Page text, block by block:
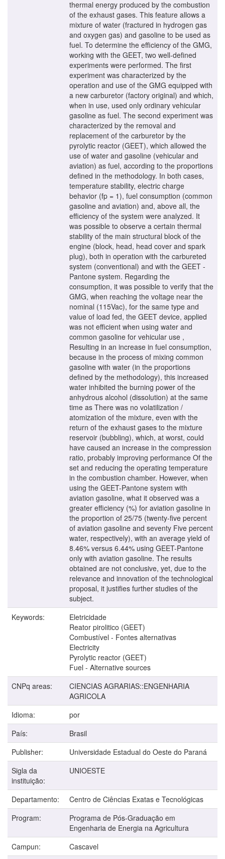
thermal energy produced by the combustion
of the exhaust gases. This feature allows a
mixture of water (fractured in hydrogen gas
and oxygen gas) and gasoline to be used as
fuel. To determine the efficiency of the GMG,
working with the GEET, two well-defined
experiments were performed. The first
experiment was characterized by the
operation and use of the GMG equipped with
a new carburetor (factory original) and which,
when in use, used only ordinary vehicular
gasoline as fuel. The second experiment was
characterized by the removal and
replacement of the carburetor by the
pyrolytic reactor (GEET), which allowed the
use of water and gasoline (vehicular and
aviation) as fuel, according to the proportions
defined in the methodology. In both cases,
temperature stability, electric charge
behavior (fp = 1), fuel consumption (common
gasoline and aviation) and, above all, the
efficiency of the system were analyzed. It
was possible to observe a certain thermal
stability of the main structural block of the
engine (block, head, head cover and spark
plug), both in operation with the carbureted
system (conventional) and with the GEET -
Pantone system. Regarding the
consumption, it was possible to verify that the
GMG, when reaching the voltage near the
nominal (115Vac), for the same type and
value of load fed, the GEET device, applied
was not efficient when using water and
common gasoline for vehicular use ,
Resulting in an increase in fuel consumption,
because in the process of mixing common
gasoline with water (in the proportions
defined by the methodology), this increased
water inhibited the burning power of the
anhydrous alcohol (dissolution) at the same
time as There was no volatilization /
atomization of the mixture, even with the
return of the exhaust gases to the mixture
reservoir (bubbling), which, at worst, could
have caused an increase in the compression
ratio, probably improving performance Of the
set and reducing the operating temperature
in the combustion chamber. However, when
using the GEET-Pantone system with
aviation gasoline, what it observed was a
greater efficiency (%) for aviation gasoline in
the proportion of 25/75 (twenty-five percent
of aviation gasoline and seventy Five percent
water, respectively), with an average yield of
8.46% versus 6.44% using GEET-Pantone
only with aviation gasoline. The results
obtained are not conclusive, yet, due to the
relevance and innovation of the technological
proposal, it justifies further studies of the
subject.
Keywords:
Eletricidade
Reator pirolitico (GEET)
Combustível - Fontes alternativas
Electricity
Pyrolytic reactor (GEET)
Fuel - Alternative sources
CNPq areas:
CIENCIAS AGRARIAS::ENGENHARIA
AGRICOLA
Idioma:
por
País:
Brasil
Publisher:
Universidade Estadual do Oeste do Paraná
Sigla da
instituição:
UNIOESTE
Departamento:
Centro de Ciências Exatas e Tecnológicas
Program:
Programa de Pós-Graduação em
Engenharia de Energia na Agricultura
Campun:
Cascavel